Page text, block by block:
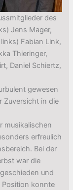
des
Jens Mager,
Fabian Link,
Thieringer,
Daniel Schiertz,
gewesen
Zuversicht in die
musikalischen
erfreulich
Bei der
war die
und
Position konnte